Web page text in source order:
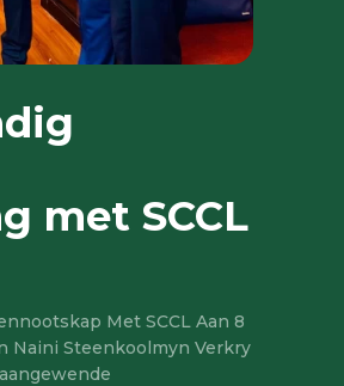
met SCCL
Met SCCL Aan 8
Naini Steenkoolmyn Verkry